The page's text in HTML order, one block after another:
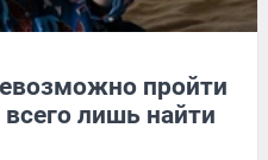
пройти
лишь найти